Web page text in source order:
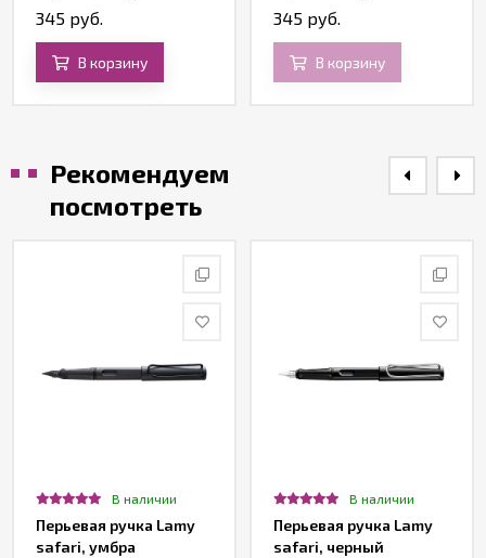
перьевой ручки Z11,
Washable Black
345 руб.
В корзину
перьевой ручки Z11,
Washable Blue
345 руб.
В корзину
Рекомендуем
посмотреть
В наличии
Перьевая ручка Lamy
safari, умбра
В наличии
Перьевая ручка Lamy
safari, черный